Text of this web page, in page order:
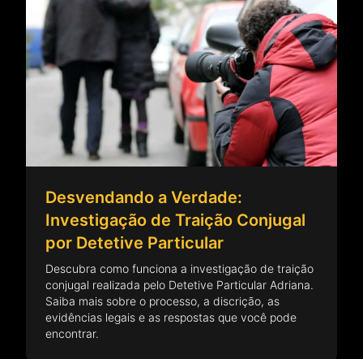
Desvendando a Verdade:
Investigação de Traição Conjugal
por Detetive Particular
Descubra como funciona a investigação de traição
conjugal realizada pelo Detetive Particular Adriana.
Saiba mais sobre o processo, a discrição, as
evidências legais e as respostas que você pode
encontrar.